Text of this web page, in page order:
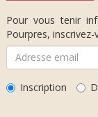
Pour vous tenir
Pourpres,
Inscription